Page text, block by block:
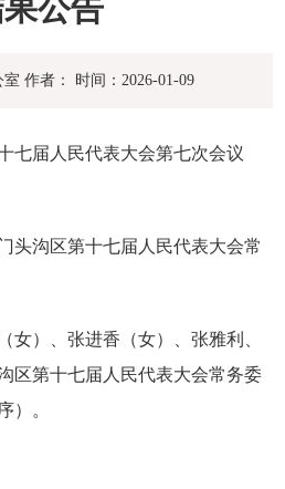
公告
室 作者： 时间：2026-01-09
七届人民代表大会第七次会议
头沟区第十七届人民代表大会常
女）、张进香（女）、张雅利、
区第十七届人民代表大会常务委
）。